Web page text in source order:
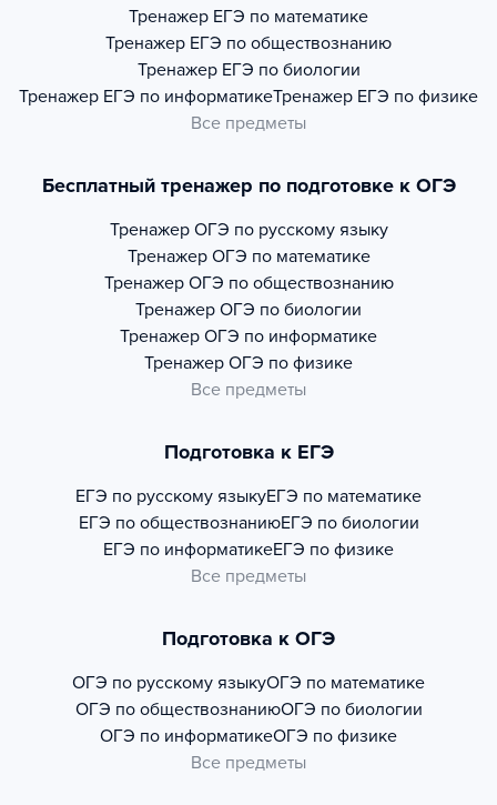
Тренажер ЕГЭ по математике
Тренажер ЕГЭ по обществознанию
Тренажер ЕГЭ по биологии
Тренажер ЕГЭ по информатикеТренажер ЕГЭ по физике
Все предметы
Бесплатный тренажер по подготовке к ОГЭ
Тренажер ОГЭ по русскому языку
Тренажер ОГЭ по математике
Тренажер ОГЭ по обществознанию
Тренажер ОГЭ по биологии
Тренажер ОГЭ по информатике
Тренажер ОГЭ по физике
Все предметы
Подготовка к ЕГЭ
ЕГЭ по русскому языкуЕГЭ по математике
ЕГЭ по обществознаниюЕГЭ по биологии
ЕГЭ по информатикеЕГЭ по физике
Все предметы
Подготовка к ОГЭ
ОГЭ по русскому языкуОГЭ по математике
ОГЭ по обществознаниюОГЭ по биологии
ОГЭ по информатикеОГЭ по физике
Все предметы